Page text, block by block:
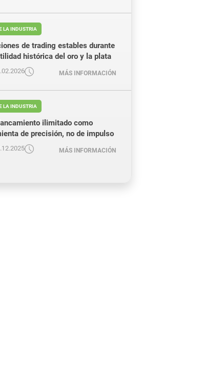
LA INDUSTRIA
de trading estables durante
histórica del oro y la plata
MÁS INFORMACIÓN
LA INDUSTRIA
ilimitado como
de precisión, no de impulso
MÁS INFORMACIÓN